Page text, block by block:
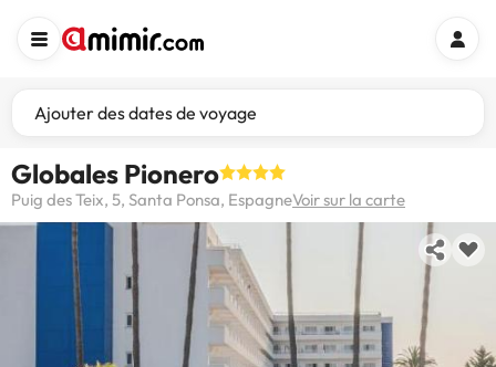
Ajouter des dates de voyage
Globales Pionero
Puig des Teix, 5, Santa Ponsa, EspagneVoir sur la carte